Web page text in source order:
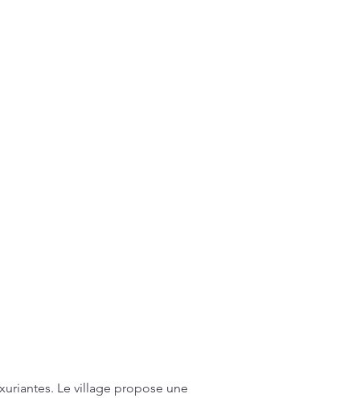
Le village propose une